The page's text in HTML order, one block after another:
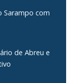
Sarampo com
de Abreu e